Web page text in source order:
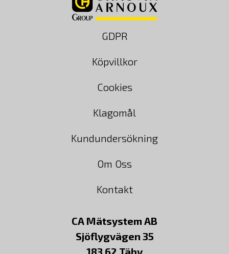
GDPR
Köpvillkor
Cookies
Klagomål
Kundundersökning
Om Oss
Kontakt
CA Mätsystem AB
Sjöflygvägen 35
183 62 Täby